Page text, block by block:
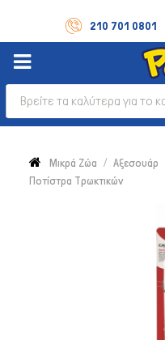
210 701 0801
Μικρά Ζώα Αξεσουάρ
Ποτίστρα Τρωκτικών